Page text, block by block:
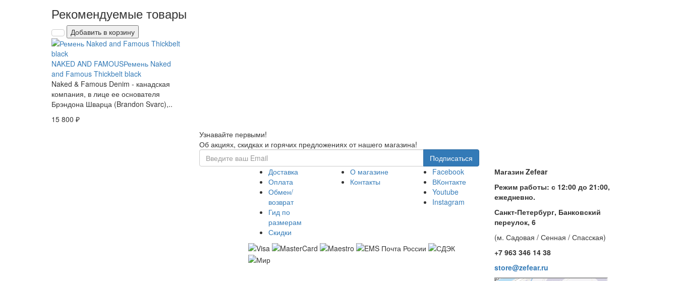
Рекомендуемые товары
Добавить в корзину
NAKED AND FAMOUSРемень Naked
and Famous Thickbelt black
Naked & Famous Denim - канадская
компания, в лице ее основателя
Брэндона Шварца (Brandon Svarc),..
15 800 ₽
Узнавайте первыми!
Об акциях, скидках и горячих предложениях от нашего магазина!
Доставка
Оплата
Обмен/
возврат
Гид по
размерам
Скидки
О магазине
Контакты
Facebook
ВКонтакте
Youtube
Instagram
Магазин Zefear
Режим работы: с 12:00 до 21:00,
ежедневно.
Санкт-Петербург, Банковский
переулок, 6
(м. Садовая / Сенная / Спасская)
+7 963 346 14 38
store@zefear.ru